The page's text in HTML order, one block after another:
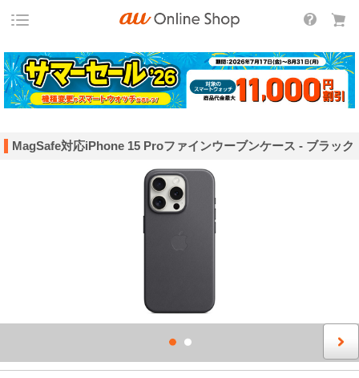
MagSafe対応iPhone 15 Proファインウーブンケース - ブラック